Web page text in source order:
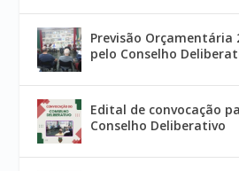
Previsão Orçamentária
pelo Conselho
Edital de convocação
Conselho Deliberativo